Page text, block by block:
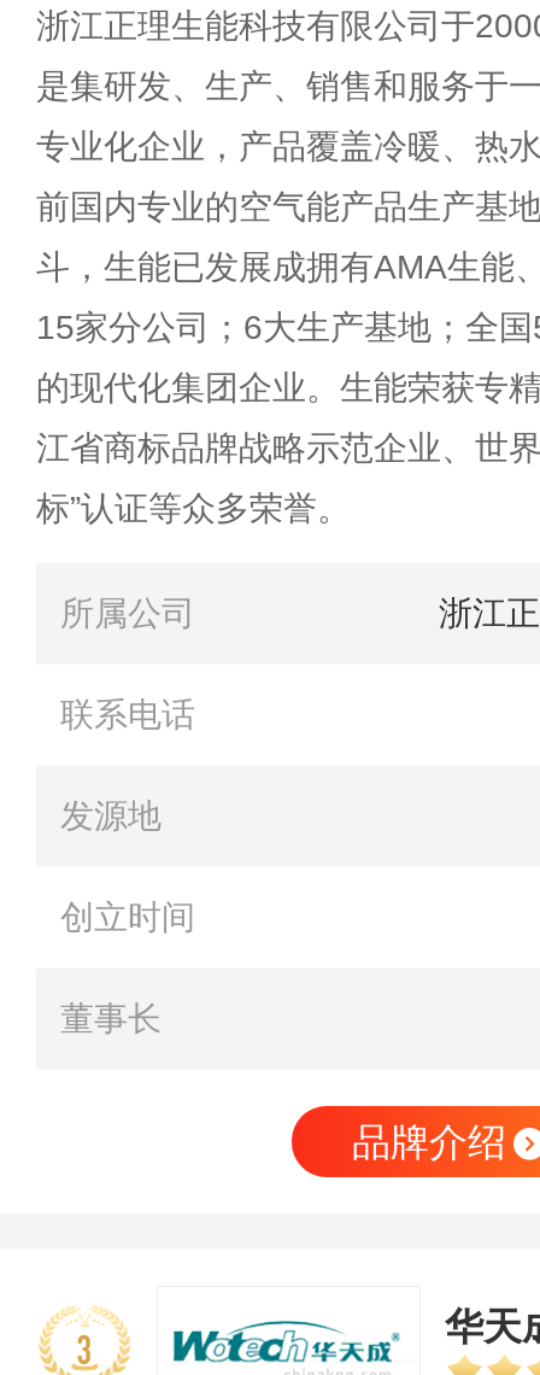
浙江正理生能科技有限公司于
是集研发、生产、销售和服务于
专业化企业，产品覆盖冷暖、热
前国内专业的空气能产品生产基
斗，生能已发展成拥有AMA生能
15家分公司；6大生产基地；全
的现代化集团企业。生能荣获专
江省商标品牌战略示范企业、世
标”认证等众多荣誉。
所属公司 浙江
联系电话
发源地
创立时间
董事长
品牌介绍
3 华天